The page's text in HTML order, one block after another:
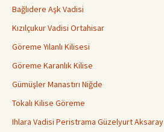
Bağlıdere Aşk Vadisi
Kızılçukur Vadisi Ortahisar
Göreme Yılanlı Kilisesi
Göreme Karanlık Kilise
Gümüşler Manastırı Niğde
Tokalı Kilise Göreme
Ihlara Vadisi Peristrama Güzelyurt Aksaray